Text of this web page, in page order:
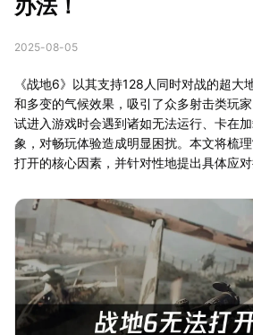
办法！
2025-08-05
《战地6》以其支持128人同时对战的超大
和多变的气候效果，吸引了众多射击类玩
试进入游戏时会遇到诸如无法运行、卡在
象，对畅玩体验造成明显困扰。本文将梳
打开的核心因素，并针对性地提出具体应对